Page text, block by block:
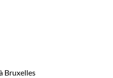
Bruxelles